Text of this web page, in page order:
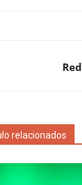
relacionados